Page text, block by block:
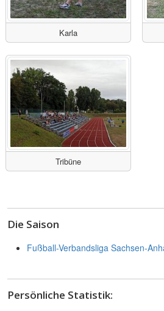
Karla
Tribüne
Die Saison
Fußball-Verbandsliga Sachsen-
Persönliche Statistik: